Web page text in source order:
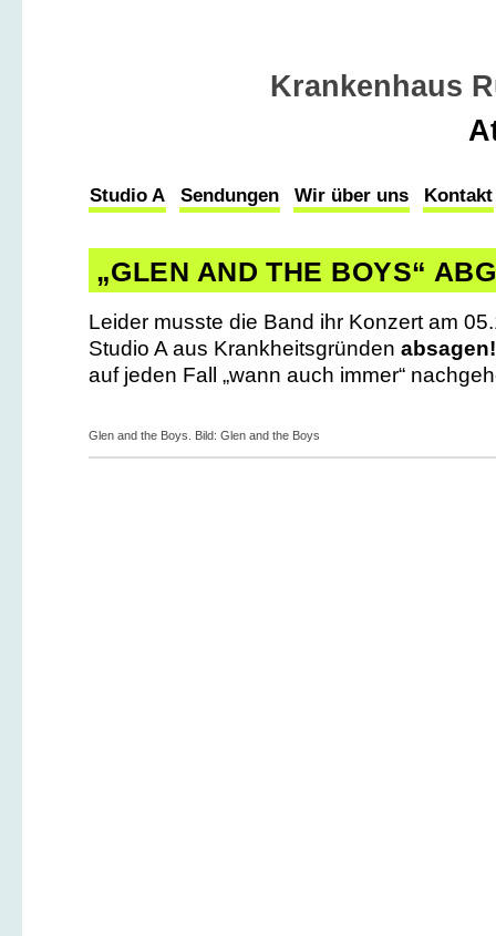
Krankenhaus
Studio A Sendungen Wir über uns Kontakt
„GLEN AND THE BOYS“
Leider musste die Band ihr Konzert am
Studio A aus Krankheitsgründen
auf jeden Fall „wann auch immer“
Glen and the Boys. Bild: Glen and the Boys